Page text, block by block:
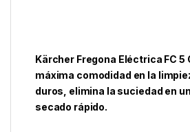
Kärcher Fregona Eléctrica FC 5
máxima comodidad en la
duros, elimina la suciedad en
secado rápido.